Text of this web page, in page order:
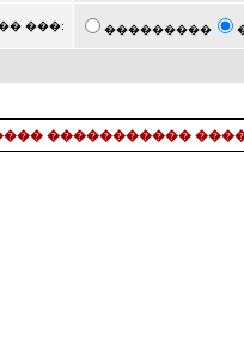
���: ���������
�����������